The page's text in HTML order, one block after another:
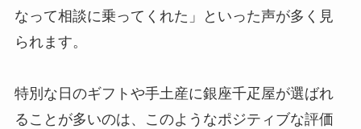
なって相談に乗ってくれた」といった声が多く見
られます。
特別な日のギフトや手土産に銀座千疋屋が選ばれ
ることが多いのは、このようなポジティブな評価